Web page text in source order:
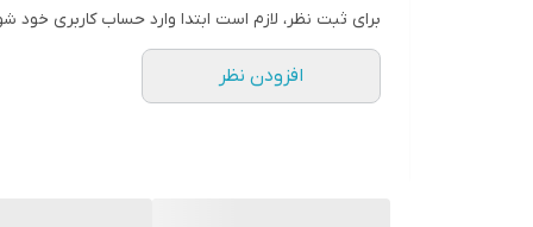
برای ثبت نظر، لازم است ابتدا وارد حساب کاربری خود
افزودن نظر